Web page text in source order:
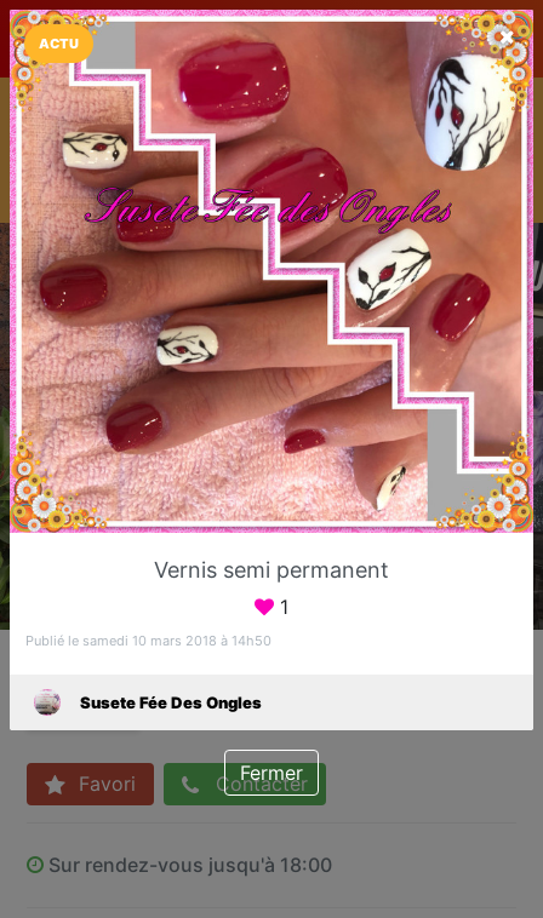
LaCarte LaCarte sur
Play Store
Installez l'App LaCarte
Téléchargez gratuitement l'app LaCarte pour suivre vos
commerces favoris et ne rien rater !
Télécharger Plus tard
Susete Fée Des Ongles
Sucy-en-Brie
Favori Contacter
Sur rendez-vous jusqu'à 18:00
ACTU
Vernis semi permanent
1
Publié le samedi 10 mars 2018 à 14h50
Susete Fée Des Ongles
Fermer